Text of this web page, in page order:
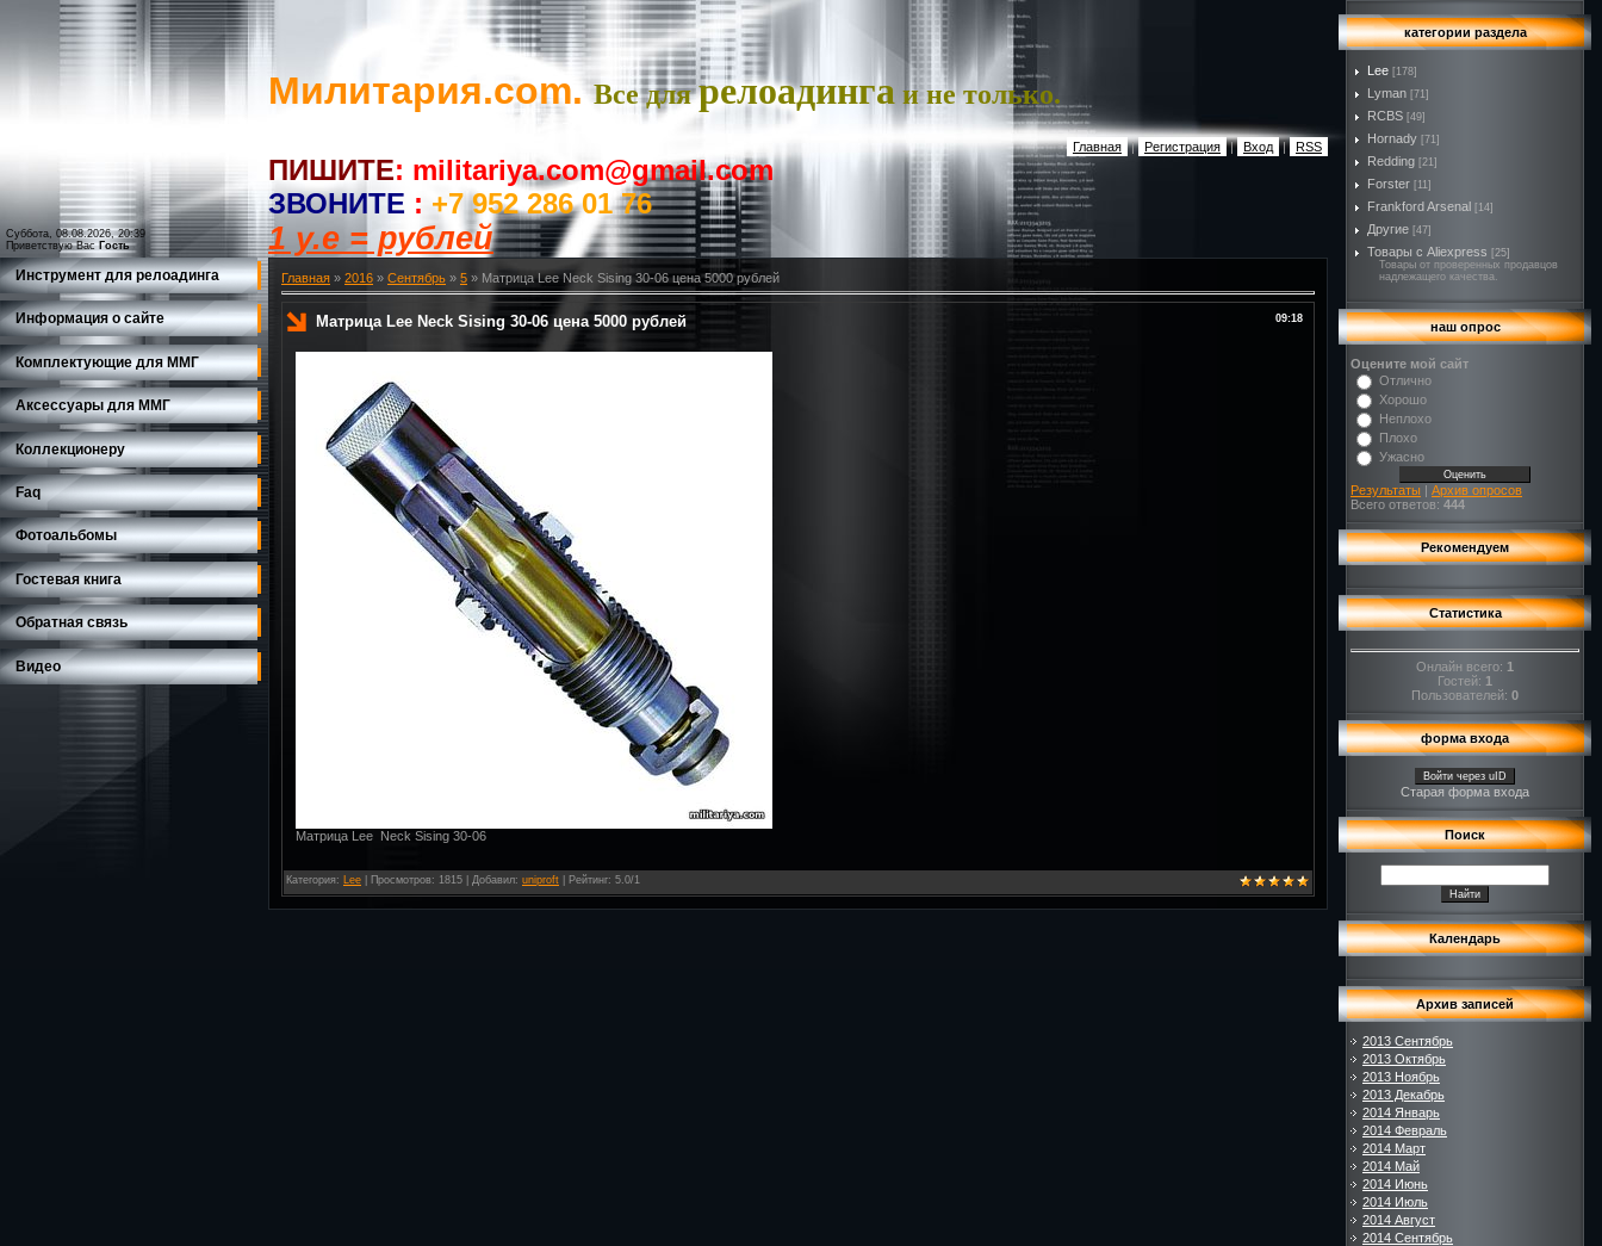
Суббота, 08.08.2026, 20:39
Приветствую Вас Гость
Милитария.com.Все длярелоадинга и не только.
Главная | Регистрация | Вход | RSS
ПИШИТЕ: militariya.com@gmail.com
ЗВОНИТЕ : +7 952 286 01 76
1 у.е = рублей
Инструмент для релоадинга
Информация о сайте
Комплектующие для ММГ
Аксессуары для ММГ
Коллекционеру
Faq
Фотоальбомы
Гостевая книга
Обратная связь
Видео
Главная » 2016 » Сентябрь » 5 » Матрица Lee Neck Sising 30-06 цена 5000 рублей
09:18
Матрица Lee Neck Sising 30-06 цена 5000 рублей
Матрица Lee Neck Sising 30-06
Категория: Lee Просмотров: 1815 | Добавил: uniproft Рейтинг: 5.0/1
категории раздела
Lee [178]
Lyman [71]
RCBS [49]
Hornady [71]
Redding [21]
Forster [11]
Frankford Arsenal [14]
Другие [47]
Товары с Aliexpress [25]
Товары от проверенных продавцов
надлежащего качества.
наш опрос
Оцените мой сайт
Отлично
Хорошо
Неплохо
Плохо
Ужасно
Результаты | Архив опросов
Всего ответов: 444
Рекомендуем
Статистика
Онлайн всего: 1
Гостей: 1
Пользователей: 0
форма входа
Войти через uID
Старая форма входа
Поиск
Календарь
Архив записей
2013 Сентябрь
2013 Октябрь
2013 Ноябрь
2013 Декабрь
2014 Январь
2014 Февраль
2014 Март
2014 Май
2014 Июнь
2014 Июль
2014 Август
2014 Сентябрь